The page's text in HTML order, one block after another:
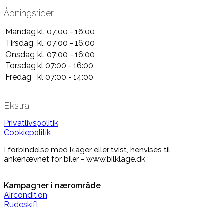
Åbningstider
Mandag kl. 07:00 - 16:00
Tirsdag kl. 07:00 - 16:00
Onsdag kl. 07:00 - 16:00
Torsdag kl 07:00 - 16:00
Fredag
kl 07:00 - 14:00
Ekstra
Privatlivspolitik
Cookiepolitik
I forbindelse med klager eller tvist, henvises til
ankenævnet for biler - www.bilklage.dk
Kampagner i nærområde
Aircondition
Rudeskift